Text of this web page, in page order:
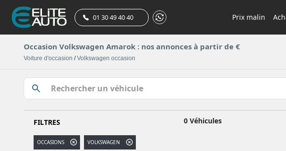
01 30 49 40 40 Prix malin
Occasion Volkswagen Amarok : nos annonces à partir de €
Voiture d'occasion /Volkswagen occasion
FILTRES
OCCASIONS VOLKSWAGEN
0 Véhicules